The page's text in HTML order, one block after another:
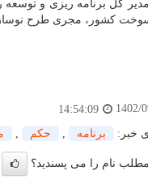
مدیر کل برنامه ریزی و
کشور، مجری طرح
1402/
14:54:09
خبر: برنامه حكم
مطلب نام را می پسندید؟